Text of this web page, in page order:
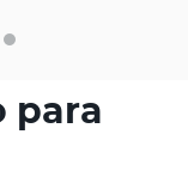
para